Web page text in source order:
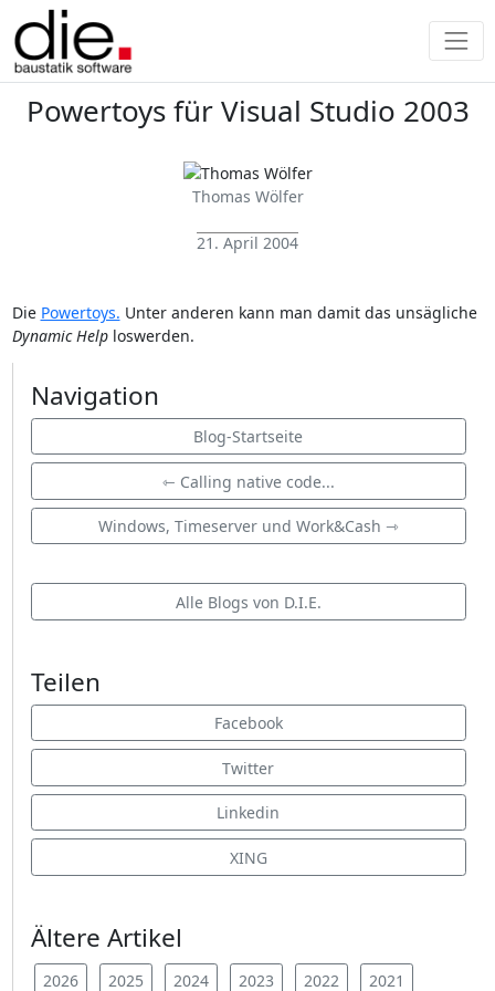
Powertoys für Visual Studio 2003
Thomas Wölfer
21. April 2004
Die Powertoys. Unter anderen kann man damit das unsägliche
Dynamic Helploswerden.
Navigation
Blog-Startseite
⇽ Calling native code...
Windows, Timeserver und Work&Cash ⇾
Alle Blogs von D.I.E.
Teilen
Facebook
Twitter
Linkedin
XING
Ältere Artikel
2026 2025 2024 2023 2022 2021